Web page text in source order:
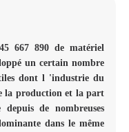
667 890 de matériel
un certain nombre
dont l 'industrie du
la production et la part
de nombreuses
dans le même